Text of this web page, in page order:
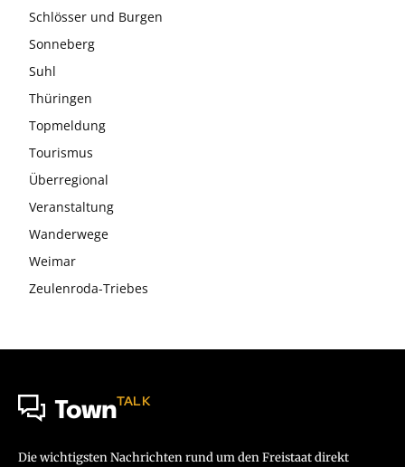
Schlösser und Burgen
Sonneberg
Suhl
Thüringen
Topmeldung
Tourismus
Überregional
Veranstaltung
Wanderwege
Weimar
Zeulenroda-Triebes
TownTALK
Die wichtigsten Nachrichten rund um den Freistaat direkt